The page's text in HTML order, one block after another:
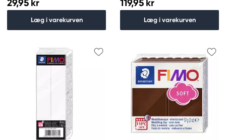
29,95 kr
Læg i varekurven
119,95 kr
Læg i varekurven